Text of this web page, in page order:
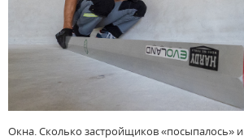
Окна. Сколько застройщиков «посыпалось»